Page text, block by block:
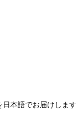
日本語でお届けします